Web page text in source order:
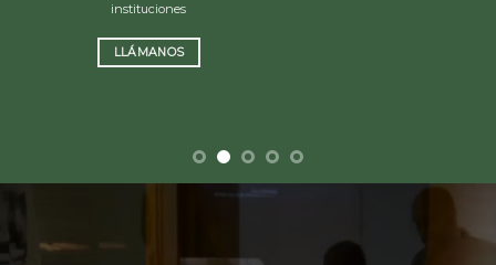
instituciones
LLÁMANOS